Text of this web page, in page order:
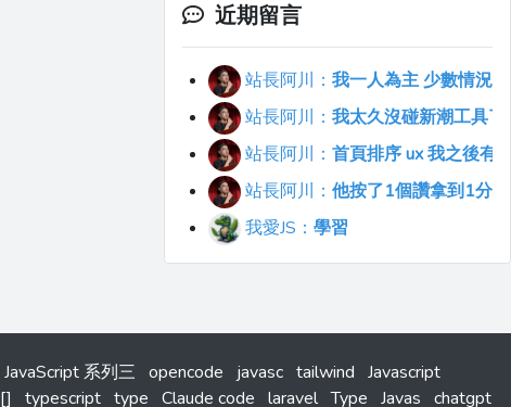
近期留言
站長阿川： 我一人為主 少數情況
站長阿川： 我太久沒碰新潮工具了
站長阿川： 首頁排序 ux 我之後有
站長阿川： 他按了1個讚拿到1分
我愛JS： 學習
JavaScript 系列三 opencode javasc tailwind Javascript
[] typescript type Claude code laravel Type Javas chatgpt